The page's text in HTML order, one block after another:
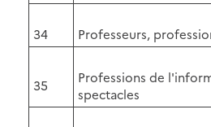
34 Professeurs,
35
Professions de
spectacles